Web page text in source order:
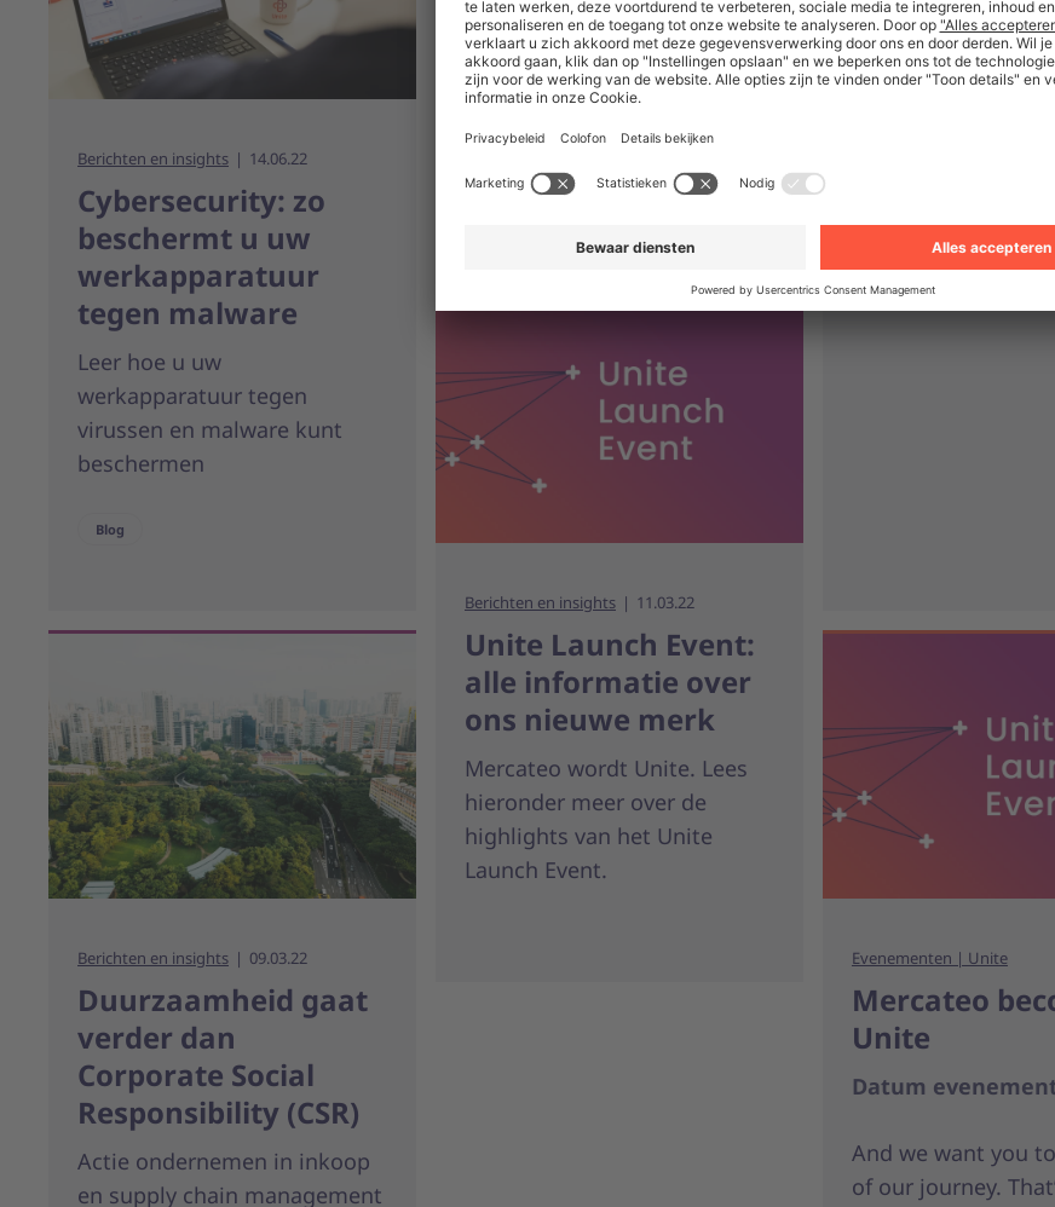
Berichten en insights 14.06.22
Cybersecurity: zo
beschermt u uw
werkapparatuur
tegen malware
Leer hoe u uw
werkapparatuur tegen
virussen en malware kunt
beschermen
Blog
Leipzig, 24 mei 2022: Het B2B-
Platform zet succesvolle
groeitrend voort en verhoogt
Leipzig, 24 mei
Platform zet
groeitrend voort en
Berichten en insights 11.03.22
Unite Launch Event:
alle informatie over
ons nieuwe merk
Mercateo wordt Unite. Lees
hieronder meer over de
highlights van het Unite
Launch Event.
Berichten en insights 09.03.22
Duurzaamheid gaat
verder dan
Corporate Social
Responsibility (CSR)
Actie ondernemen in inkoop
en supply chain management
Evenementen | Unite
Mercateo
Unite
Datum
And we want you
of our journey.